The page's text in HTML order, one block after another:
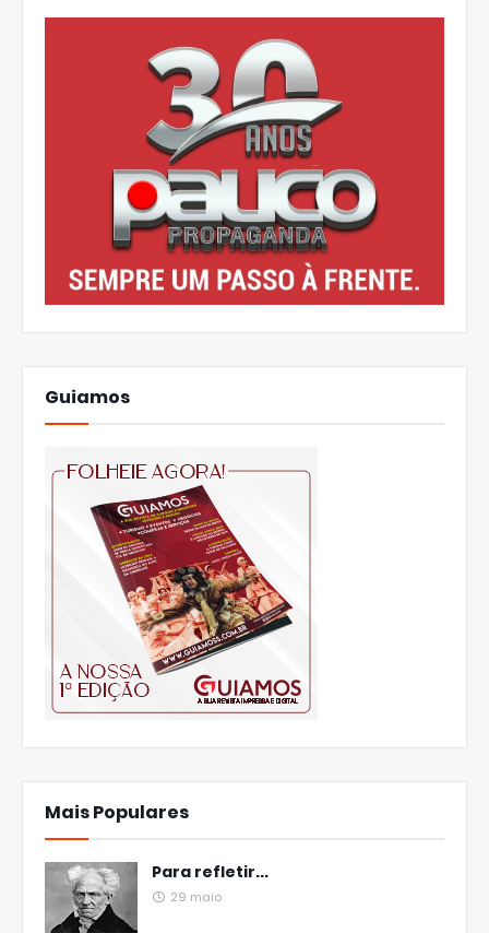
Guiamos
Mais Populares
Para refletir...
29 maio